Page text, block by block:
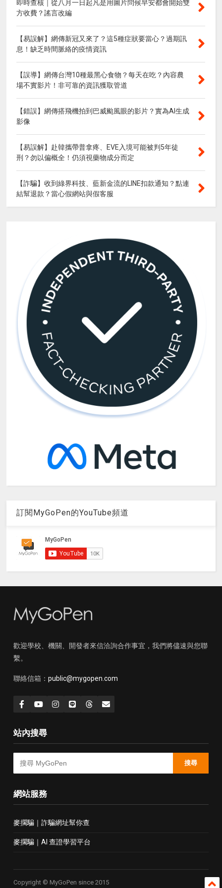
即時查核｜從八月一日起凡是用圖片問候早安都會開始雙
方收費？謠言改編
【易誤解】網傳新冠又來了？這5種症狀要當心？過期訊
息！缺乏時間脈絡的疫情資訊
【誤導】網傳台灣10種最黑心食物？每天在吃？內容農
場不實影片！非可靠的資訊獲取管道
【錯誤】網傳搭飛機拍到巴威颱風眼的影片？實為AI生成
影像
【易誤解】赴韓攜帶普拿疼、EVE入境可能被判5年徒
刑？勿以偏概全！仍須視藥物成分而定
【詐騙】收到綠界科技、藍新金流的LINE扣款通知？點連
結幫退款？當心假網站與假客服
訂閱MyGoPen的YouTube頻道
歡迎學校、機關、開發者來信洽詢合作事宜，我們將儘速與您聯
繫。
聯絡信箱： public@mygopen.com
站內搜尋
搜尋
網站服務
麥擱騙｜詐騙網址幫你查
麥擱騙｜AI 查證學習平台
Copyright © MyGoPen since 2015